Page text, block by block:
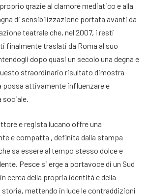
grazie al clamore mediatico e alla
di sensibilizzazione portata avanti da
teatrale che, nel 2007, i resti
finalmente traslati da Roma al suo
dopo quasi un secolo una degna e
straordinario risultato dimostra
possa attivamente influenzare e
sociale
e regista lucano offre una
e compatta , definita dalla stampa
sa essere al tempo stesso dolce e
. Pesce si erge a portavoce di un Sud
cerca della propria identità e della
storia, mettendo in luce le contraddizioni